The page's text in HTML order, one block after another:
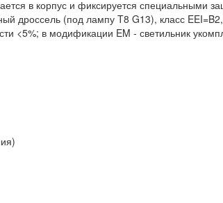
в корпус и фиксируется специальными
дроссель (под лампу T8 G13), класс
<5%; в модификации EM - светильник